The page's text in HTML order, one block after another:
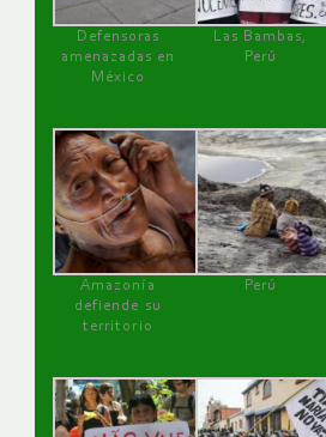
Defensoras
amenazadas en
México
Las Bambas,
Perú
Amazonía
defiende su
territorio
Perú